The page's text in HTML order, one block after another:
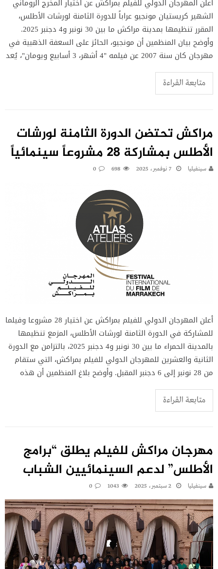
أعلن المهرجان الدولي للفيلم بمراكش عن اختيار المخرج الروماني
الشهير كريستيان مونجيو عراباً للدورة الثامنة لورشات الأطلس،
المقرر تنظيمها بمدينة مراكش ما بين 30 نونبر و4 دجنبر 2025.
وأوضح بيان المنظمين أن مونجيو، الحائز على السعفة الذهبية في
مهرجان كان سنة 2007 عن فيلمه "4 أشهر، 3 أسابيع ويومان"، يُعد
متابعة القراءة
مراكش تحتضن الدورة الثامنة لورشات
الأطلس بمشاركة 28 مشروعاً سينمائياً
سينفيليا 7 نوفمبر، 2025 698
0
أعلن المهرجان الدولي للفيلم بمراكش عن اختيار 28 مشروعا وفيلما
للمشاركة في الدورة الثامنة لورشات الأطلس، المزمع تنظيمها
بالمدينة الحمراء ما بين 30 نونبر و4 دجنبر 2025، بالتزامن مع الدورة
الثانية والعشرين للمهرجان الدولي للفيلم بمراكش، التي ستقام
من 28 نونبر إلى 6 دجنبر المقبل. وأوضح بلاغ المنظمين أن هذه
متابعة القراءة
مهرجان مراكش للفيلم يطلق “برامج
الأطلس” لدعم السينمائيين الشباب
سينفيليا 2 سبتمبر، 2025 1043
0